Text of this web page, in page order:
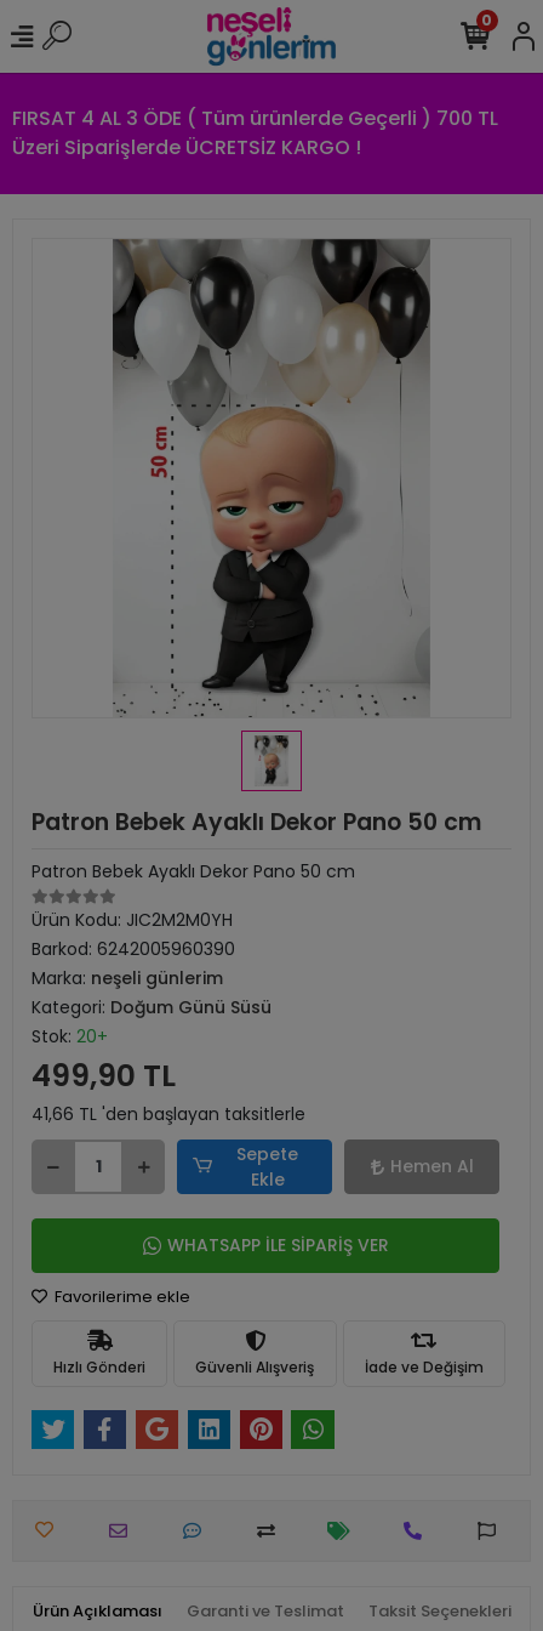
FIRSAT 4 AL 3 ÖDE ( Tüm ürünlerde Geçerli ) 700 TL
Üzeri Siparişlerde ÜCRETSİZ KARGO !
0
Patron Bebek Ayaklı Dekor Pano 50 cm
Patron Bebek Ayaklı Dekor Pano 50 cm
Ürün Kodu: JIC2M2M0YH
Barkod: 6242005960390
Marka: neşeli günlerim
Kategori: Doğum Günü Süsü
Stok: 20+
499,90 TL
41,66 TL 'den başlayan taksitlerle
Sepete
Ekle
Hemen Al
WHATSAPP İLE SİPARİŞ VER
Favorilerime ekle
Hızlı Gönderi Güvenli Alışveriş İade ve Değişim
Ürün Açıklaması Garanti ve Teslimat Taksit Seçenekleri